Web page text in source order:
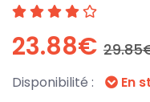
23.88€
Disponibilité : En